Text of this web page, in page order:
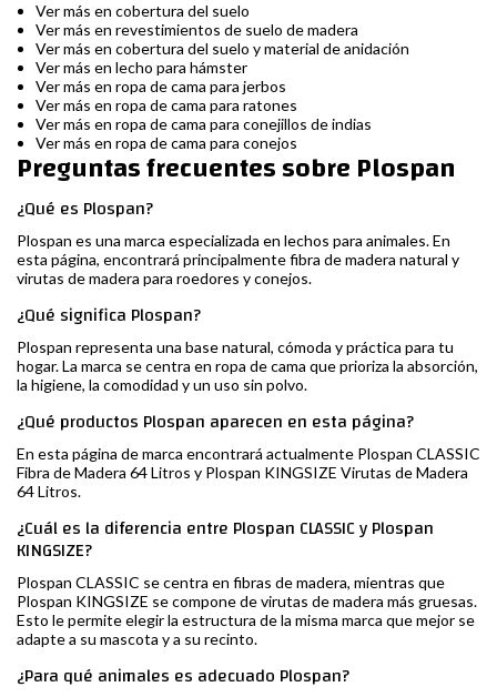
Ver más en cobertura del suelo
Ver más en revestimientos de suelo de madera
Ver más en cobertura del suelo y material de anidación
Ver más en lecho para hámster
Ver más en ropa de cama para jerbos
Ver más en ropa de cama para ratones
Ver más en ropa de cama para conejillos de indias
Ver más en ropa de cama para conejos
Preguntas frecuentes sobre Plospan
¿Qué es Plospan?
Plospan es una marca especializada en lechos para animales. En
esta página, encontrará principalmente fibra de madera natural y
virutas de madera para roedores y conejos.
¿Qué significa Plospan?
Plospan representa una base natural, cómoda y práctica para tu
hogar. La marca se centra en ropa de cama que prioriza la absorción,
la higiene, la comodidad y un uso sin polvo.
¿Qué productos Plospan aparecen en esta página?
En esta página de marca encontrará actualmente Plospan CLASSIC
Fibra de Madera 64 Litros y Plospan KINGSIZE Virutas de Madera
64 Litros.
¿Cuál es la diferencia entre Plospan CLASSIC y Plospan
KINGSIZE?
Plospan CLASSIC se centra en fibras de madera, mientras que
Plospan KINGSIZE se compone de virutas de madera más gruesas.
Esto le permite elegir la estructura de la misma marca que mejor se
adapte a su mascota y a su recinto.
¿Para qué animales es adecuado Plospan?